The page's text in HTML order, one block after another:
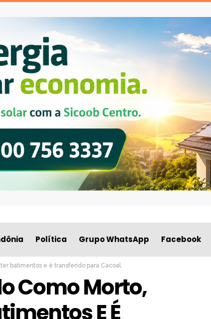
Política Grupo WhatsApp Facebook
batimentos e é transferido para Cacoal.
Como Morto,
E É